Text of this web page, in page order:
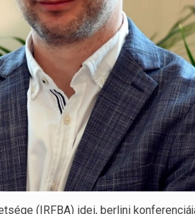
(IRFBA) idei, berlini